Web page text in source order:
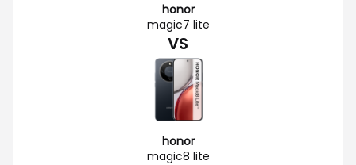
honor
magic7 lite
VS
honor
magic8 lite